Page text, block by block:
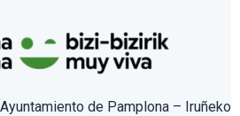
de Pamplona – Iruñeko